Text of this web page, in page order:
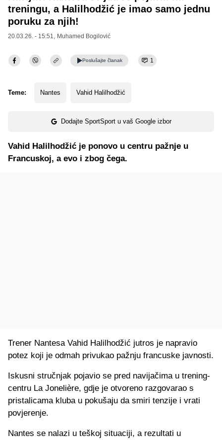
treningu, a Halilhodžić je imao samo jednu
poruku za njih!
20.03.26. - 15:51, Muhamed Bogilović
Poslušajte članak 1
Teme: Nantes Vahid Halilhodžić
Dodajte SportSport u vaš Google izbor
Vahid Halilhodžić je ponovo u centru pažnje u
Francuskoj, a evo i zbog čega.
Trener Nantesa Vahid Halilhodžić jutros je napravio
potez koji je odmah privukao pažnju francuske javnosti.
Iskusni stručnjak pojavio se pred navijačima u trening-
centru La Jonelière, gdje je otvoreno razgovarao s
pristalicama kluba u pokušaju da smiri tenzije i vrati
povjerenje.
Nantes se nalazi u teškoj situaciji, a rezultati u